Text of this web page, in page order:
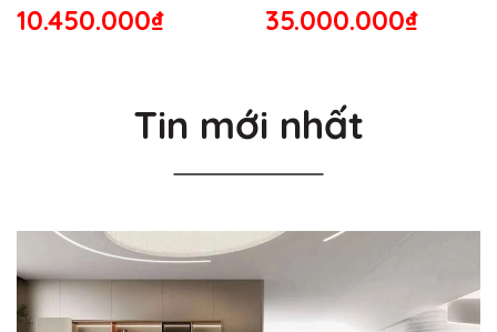
10.450.000₫ 35.000.000₫
Tin mới nhất